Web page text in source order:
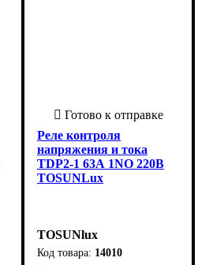
Реле контроля
напряжения и тока
TDP2-1 63А 1NO 220В
TOSUNLux
TOSUNlux
14010